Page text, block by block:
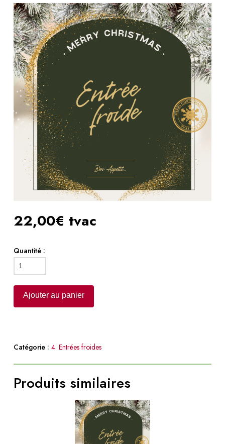
22,00€ tvac
Quantité :
quantité
de
Le
demi-
vue
et
garnitures
Ajouter au panier
Catégorie : 4. Entrées froides
Produits similaires